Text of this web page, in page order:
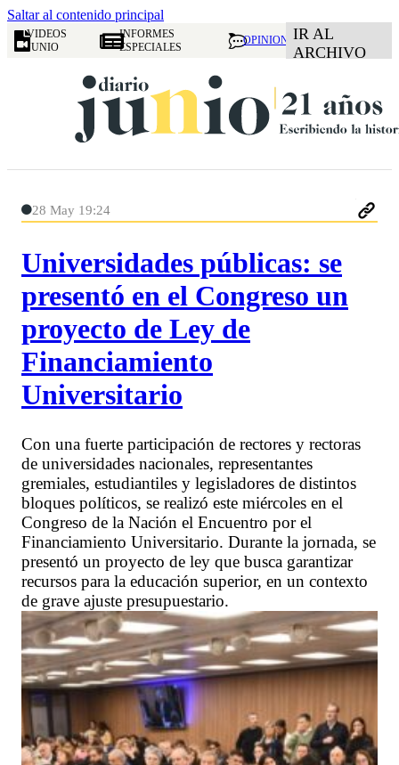
Saltar al contenido principal
VIDEOS
JUNIO
INFORMES
ESPECIALES
OPINION IR AL
ARCHIVO
28 May 19:24
Universidades públicas: se
presentó en el Congreso un
proyecto de Ley de
Financiamiento
Universitario
Con una fuerte participación de rectores y rectoras
de universidades nacionales, representantes
gremiales, estudiantiles y legisladores de distintos
bloques políticos, se realizó este miércoles en el
Congreso de la Nación el Encuentro por el
Financiamiento Universitario. Durante la jornada, se
presentó un proyecto de ley que busca garantizar
recursos para la educación superior, en un contexto
de grave ajuste presupuestario.